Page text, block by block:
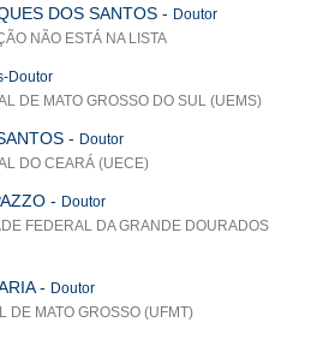
DOS SANTOS - Doutor
NÃO ESTÁ NA LISTA
Doutor
DE MATO GROSSO DO SUL (UEMS)
- Doutor
DO CEARÁ (UECE)
- Doutor
FEDERAL DA GRANDE DOURADOS
- Doutor
DE MATO GROSSO (UFMT)